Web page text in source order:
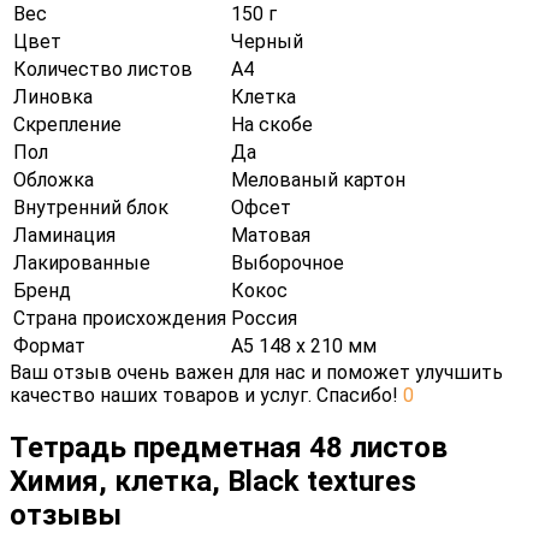
Вес
150 г
Цвет
Черный
Количество листов
А4
Линовка
Клетка
Скрепление
На скобе
Пол
Да
Обложка
Мелованый картон
Внутренний блок
Офсет
Ламинация
Матовая
Лакированные
Выборочное
Бренд
Кокос
Страна происхождения Россия
Формат
А5 148 х 210 мм
Ваш отзыв очень важен для нас и поможет улучшить
качество наших товаров и услуг. Спасибо! 0
Тетрадь предметная 48 листов
Химия, клетка, Black textures
отзывы